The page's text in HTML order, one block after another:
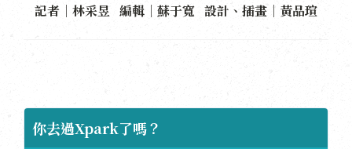
記者｜林采昱 編輯｜蘇于寬 設計、插畫｜黃品瑄
你去過Xpark了嗎？